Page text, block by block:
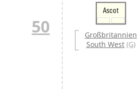
50
Ascot
Großbritannien
South West (G)